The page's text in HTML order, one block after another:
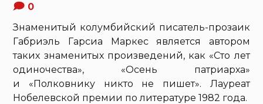
0
Знаменитый колумбийский писатель-прозаик
Габриэль Гарсиа Маркес является автором
таких знаменитых произведений, как «Сто лет
одиночества», «Осень патриарха»
и «Полковнику никто не пишет». Лауреат
Нобелевской премии по литературе 1982 года.